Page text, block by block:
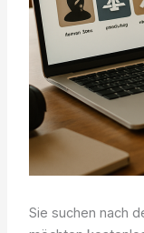
Sie suchen nach